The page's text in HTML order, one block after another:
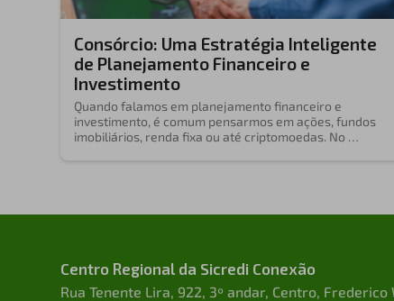
Consórcio: Uma Estratégia Inteligente
de Planejamento Financeiro e
Investimento
Quando falamos em planejamento financeiro e
investimento, é comum pensarmos em ações, fundos
imobiliários, renda fixa ou até criptomoedas. No …
Centro Regional da Sicredi Conexão
Rua Tenente Lira, 922, 3º andar, Centro,